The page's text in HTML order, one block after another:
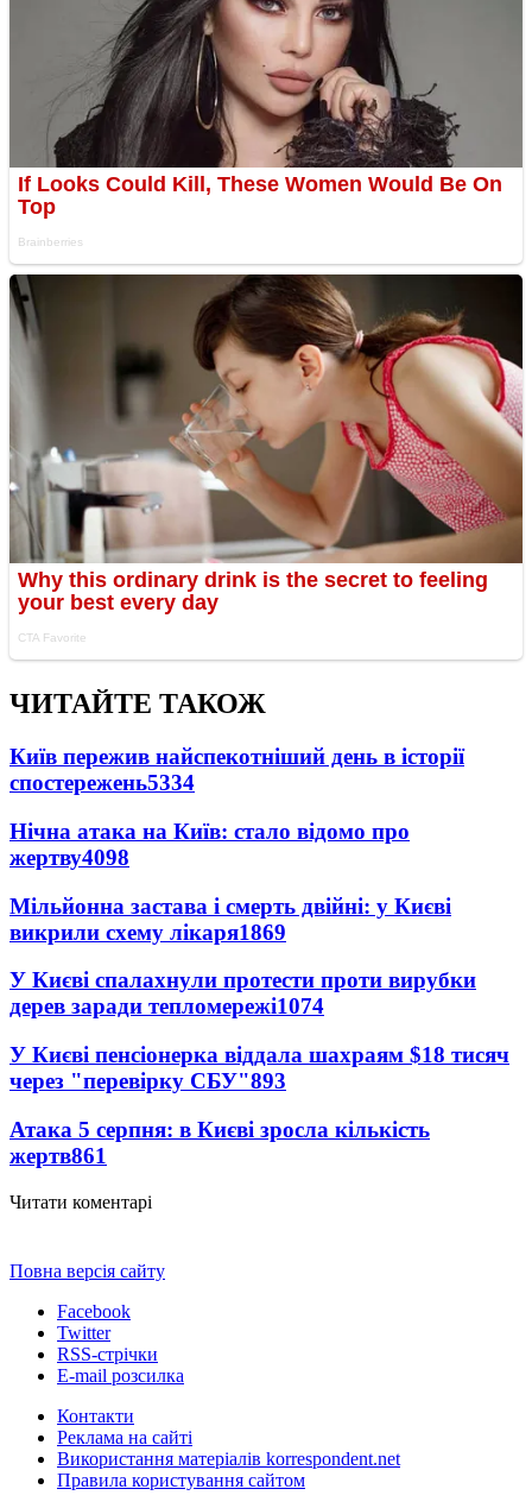
ЧИТАЙТЕ ТАКОЖ
Київ пережив найспекотніший день в історії
спостережень5334
Нічна атака на Київ: стало відомо про
жертву4098
Мільйонна застава і смерть двійні: у Києві
викрили схему лікаря1869
У Києві спалахнули протести проти вирубки
дерев заради тепломережі1074
У Києві пенсіонерка віддала шахраям $18 тисяч
через "перевірку СБУ"893
Атака 5 серпня: в Києві зросла кількість
жертв861
Читати коментарі
Повна версія сайту
Facebook
Twitter
RSS-стрічки
E-mail розсилка
Контакти
Реклама на сайті
Використання матеріалів korrespondent.net
Правила користування сайтом